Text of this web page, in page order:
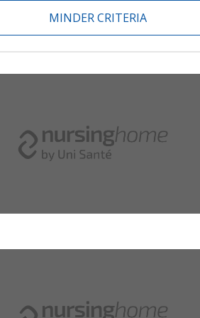
MINDER CRITERIA